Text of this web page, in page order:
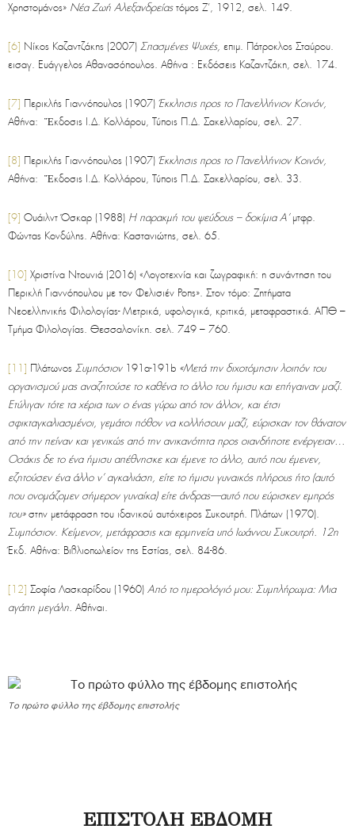
Χρηστομάνος» Νέα Ζωή Αλεξανδρείαςτόμος Ζ’, 1912, σελ. 149.
[6] Νίκος Καζαντζάκης (2007) Σπασμένες Ψυχές, επιμ. Πάτροκλος Σταύρου.
εισαγ. Ευάγγελος Αθανασόπουλος. Αθήνα : Εκδόσεις Καζαντζάκη, σελ. 174.
[7] Περικλής Γιαννόπουλος (1907) Έκκλησις προς το Πανελλήνιον Κοινόν,
Αθήνα: Ἔκδοσις Ι.Δ. Κολλάρου, Τύποις Π.Δ. Σακελλαρίου, σελ. 27.
[8] Περικλής Γιαννόπουλος (1907) Έκκλησις προς το Πανελλήνιον Κοινόν,
Αθήνα: Ἔκδοσις Ι.Δ. Κολλάρου, Τύποις Π.Δ. Σακελλαρίου, σελ. 33.
[9] Ουάιλντ Όσκαρ (1988) Η παρακμή του ψεύδους – δοκίμια Α’μτφρ.
Φώντας Κονδύλης. Αθήνα: Καστανιώτης, σελ. 65.
[10] Χριστίνα Ντουνιά (2016) «Λογοτεχνία και ζωγραφική: η συνάντηση του
Περικλή Γιαννόπουλου με τον Φελισιέν Ροπς». Στον τόμο: Ζητήματα
Νεοελληνικής Φιλολογίας- Μετρικά, υφολογικά, κριτικά, μεταφραστικά. ΑΠΘ –
Τμήμα Φιλολογίας. Θεσσαλονίκη. σελ. 749 – 760.
[11] Πλάτωνος Συμπόσιον 191a-191b «Μετά την διχοτόμησιν λοιπόν του
οργανισμού μας αναζητούσε το καθένα το άλλο του ήμισυ και επήγαιναν μαζί.
Ετύλιγαν τότε τα χέρια των ο ένας γύρω από τον άλλον, και έτσι
σφικταγκαλιασμένοι, γεμάτοι πόθον να κολλήσουν μαζί, εύρισκαν τον θάνατον
από την πείναν και γενικώς από την ανικανότητα προς οιανδήποτε ενέργειαν…
Οσάκις δε το ένα ήμισυ απέθνησκε και έμενε το άλλο, αυτό που έμενεν,
εζητούσεν ένα άλλο ν’ αγκαλιάση, είτε το ήμισυ γυναικός πλήρους ήτο (αυτό
που ονομάζομεν σήμερον γυναίκα) είτε άνδρας—αυτό που εύρισκεν εμπρός
του»στην μετάφραση του ιδανικού αυτόχειρος Συκουτρή. Πλάτων (1970).
Συμπόσιον. Κείμενον, μετάφρασις και ερμηνεία υπό Ιωάννου Συκουτρή. 12η
Έκδ. Αθήνα: Βιβλιοπωλείον της Εστίας, σελ. 84-86.
[12] Σοφία Λασκαρίδου (1960) Από το ημερολόγιό μου: Συμπλήρωμα: Μια
αγάπη μεγάλη. Αθήναι.
Το πρώτο φύλλο της έβδομης επιστολής
ΕΠΙΣΤΟΛΗ ΕΒΔΟΜΗ